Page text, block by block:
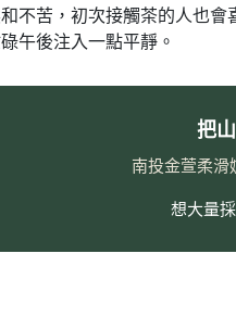
不苦，初次接觸茶的人也會
午後注入一點平靜。
把
南投金萱柔滑
想大量